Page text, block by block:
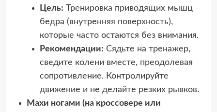
Цель: Тренировка приводящих мышц
бедра (внутренняя поверхность),
которые часто остаются без внимания.
Рекомендации: Сядьте на тренажер,
сведите колени вместе, преодолевая
сопротивление. Контролируйте
движение и не делайте резких рывков.
Махи ногами (на кроссовере или